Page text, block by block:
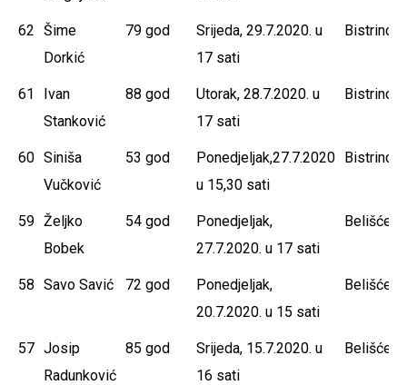
62 Šime
Dorkić
79 god
Srijeda, 29.7.2020. u
17 sati
Bistrinci
61
Ivan
Stanković
88 god
Utorak, 28.7.2020. u
17 sati
Bistrinci
60 Siniša
Vučković
53 god
Ponedjeljak,27.7.2020
u 15,30 sati
Bistrinci
59 Željko
Bobek
54 god
Ponedjeljak,
27.7.2020. u 17 sati
Belišće
58 Savo Savić 72 god
Ponedjeljak,
20.7.2020. u 15 sati
Belišće
57 Josip
Radunković
85 god
Srijeda, 15.7.2020. u
16 sati
Belišće